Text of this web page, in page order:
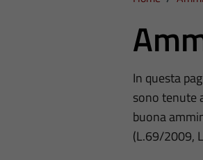
In questa
sono tenute
buona
(L.69/2009,